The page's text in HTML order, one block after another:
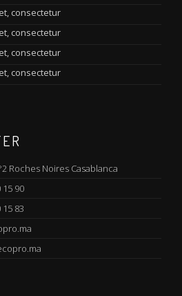
consectetur
consectetur
consectetur
consectetur
Roches Noires Casablanca
15 90
15 83